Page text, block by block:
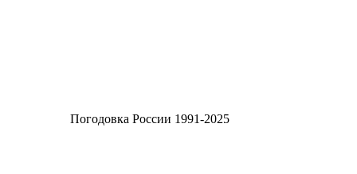
Погодовка России 1991-2025